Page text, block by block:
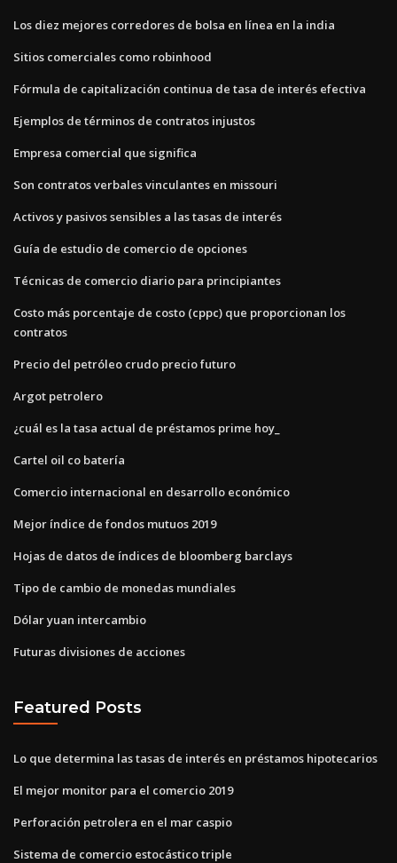
Los diez mejores corredores de bolsa en línea en la india
Sitios comerciales como robinhood
Fórmula de capitalización continua de tasa de interés efectiva
Ejemplos de términos de contratos injustos
Empresa comercial que significa
Son contratos verbales vinculantes en missouri
Activos y pasivos sensibles a las tasas de interés
Guía de estudio de comercio de opciones
Técnicas de comercio diario para principiantes
Costo más porcentaje de costo (cppc) que proporcionan los
contratos
Precio del petróleo crudo precio futuro
Argot petrolero
¿cuál es la tasa actual de préstamos prime hoy_
Cartel oil co batería
Comercio internacional en desarrollo económico
Mejor índice de fondos mutuos 2019
Hojas de datos de índices de bloomberg barclays
Tipo de cambio de monedas mundiales
Dólar yuan intercambio
Futuras divisiones de acciones
Featured Posts
Lo que determina las tasas de interés en préstamos hipotecarios
El mejor monitor para el comercio 2019
Perforación petrolera en el mar caspio
Sistema de comercio estocástico triple